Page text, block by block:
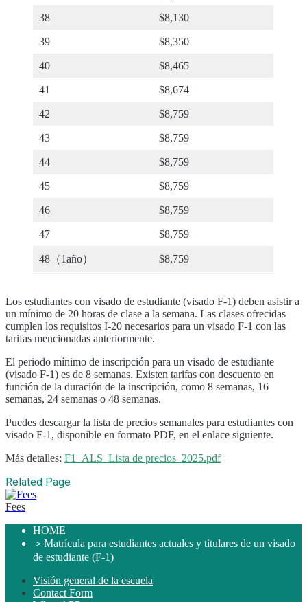
38 $8,130
39 $8,350
40 $8,465
41 $8,674
42 $8,759
43 $8,759
44 $8,759
45 $8,759
46 $8,759
47 $8,759
48（1año） $8,759
Los estudiantes con visado de estudiante (visado F-1) deben asistir a
un mínimo de 20 horas de clase a la semana. Las clases ofrecidas
cumplen los requisitos I-20 necesarios para un visado F-1 con las
tarifas mencionadas anteriormente.
El periodo mínimo de inscripción para un visado de estudiante
(visado F-1) es de 8 semanas. Existen tarifas con descuento en
función de la duración de la inscripción, como 8 semanas, 16
semanas, 24 semanas o 48 semanas.
Puedes descargar la lista de precios semanales para estudiantes con
visado F-1, disponible en formato PDF, en el enlace siguiente.
Más detalles: F1_ALS_Lista de precios_2025.pdf
Related Page
Fees
HOME
＞ Matrícula para estudiantes actuales y titulares de un visado
de estudiante (F-1)
Visión general de la escuela
Contact Form